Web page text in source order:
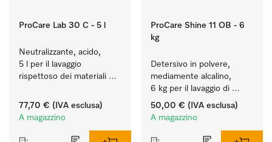
ProCare Lab 30 C - 5 l
Neutralizzante, acido,
5 l per il lavaggio
rispettoso dei materiali
laboratorio).
77,70 € (IVA esclusa)
A magazzino
ProCare Shine 11 OB - 6
kg
Detersivo in polvere,
mediamente alcalino,
6 kg per il lavaggio di
stoviglie, posate e
bicchieri molto sporchi.
50,00 € (IVA esclusa)
A magazzino